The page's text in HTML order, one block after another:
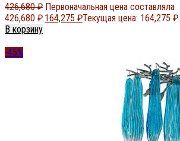
426,680₽ Первоначальная цена составляла
426,680 ₽.164,275 ₽Текущая цена: 164,275 ₽.
В корзину
-45%